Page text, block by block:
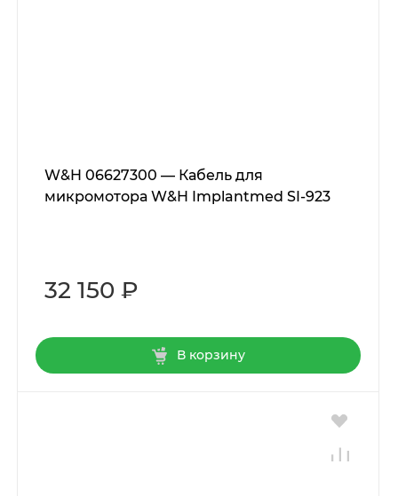
W&H 06627300 — Кабель для
микромотора W&H Implantmed SI-923
32 150 ₽
В корзину